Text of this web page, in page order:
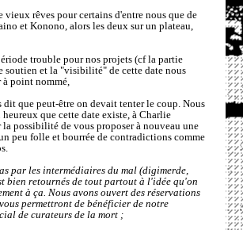
vieux rêves pour certains d'entre nous que de
et Konono, alors les deux sur un plateau,
trouble pour nos projets (cf la partie
soutien et la "visibilité" de cette date nous
à point nommé,
dit que peut-être on devait tenter le coup. Nous
heureux que cette date existe, à Charlie
possibilité de vous proposer à nouveau une
peu folle et bourrée de contradictions comme
par les intermédiaires du mal (digimerde,
bien retournés de tout partout à l'idée qu'on
à ça. Nous avons ouvert des réservations
permettront de bénéficier de notre
de curateurs de la mort ;